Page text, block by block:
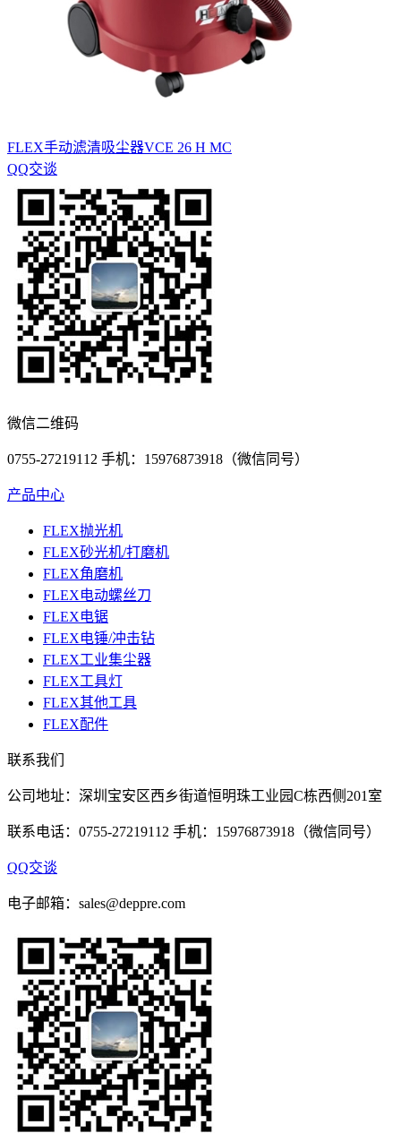
FLEX手动滤清吸尘器VCE 26 H MC
QQ交谈
微信二维码
0755-27219112 手机：15976873918（微信同号）
产品中心
FLEX抛光机
FLEX砂光机/打磨机
FLEX角磨机
FLEX电动螺丝刀
FLEX电锯
FLEX电锤/冲击钻
FLEX工业集尘器
FLEX工具灯
FLEX其他工具
FLEX配件
联系我们
公司地址：深圳宝安区西乡街道恒明珠工业园C栋西侧201室
联系电话：0755-27219112 手机：15976873918（微信同号）
QQ交谈
电子邮箱：sales@deppre.com